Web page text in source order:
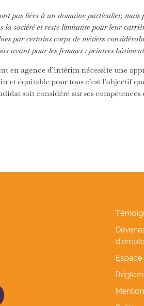
pas liées à un domaine particulier,
la société et reste limitante pour leur
par certains corps de métiers
avant pour les femmes : peintres
en agence d’intérim nécessite une
et équitable pour tous c’est l’objectif
soit considéré sur ses